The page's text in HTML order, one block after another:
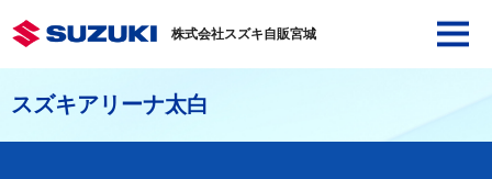
株式会社スズキ自販宮城
スズキアリーナ太白